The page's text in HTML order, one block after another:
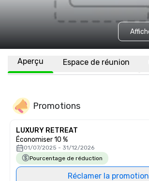
Aperçu Espace de réunion
Promotions
LUXURY RETREAT
Économiser 10 %
01/07/2025 - 31/12/2026
Pourcentage de réduction
Réclamer la promotion